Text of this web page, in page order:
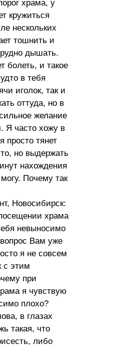
храма, у
кружиться
нескольких
тошнить и
дышать.
болеть, и такое
в тебя
иголок, так и
оттуда, но в
желание
Я часто хожу в
просто тянет
но выдержать
нахождения
Почему так
Новосибирск:
храма
невыносимо
Вам уже
я не совсем
с этим
при
я чувствую
плохо?
в глазах
такая, что
либо